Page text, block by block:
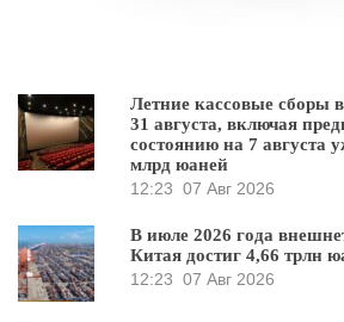
Летние кассовые сборы
31 августа, включая
состоянию на 7 августа
млрд юаней
12:23 07 Авг 2026
В июле 2026 года
Китая достиг 4,66 трлн
12:23 07 Авг 2026